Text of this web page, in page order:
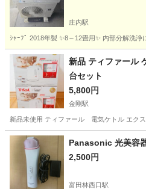
庄内駅
ｼｬｰﾌﾟ 2018年製 ✨8～12畳用✨ 内部分解洗
大阪 豊中市 庄内駅 季節、空調
新品 ティファール
台セット
5,800円
金剛駅
新品未使用 ティファール 電気ケトル エク
大阪 大阪狭山市 キッチ
Panasonic 光美容
2,500円
富田林西口駅